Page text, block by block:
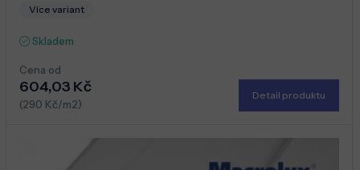
Více variant
Skladem
Cena od
604,03 Kč
(290 Kč/m2)
Detail produktu